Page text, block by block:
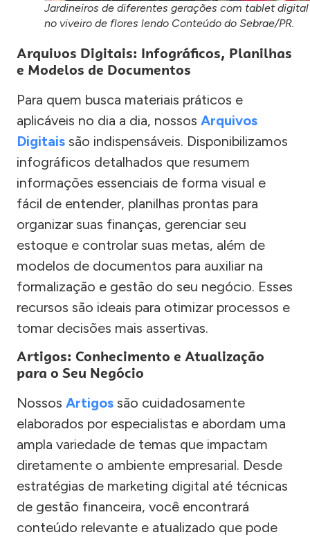
Jardineiros de diferentes gerações com tablet digital
no viveiro de flores lendo Conteúdo do Sebrae/PR.
Arquivos Digitais: Infográficos, Planilhas
e Modelos de Documentos
Para quem busca materiais práticos e
aplicáveis no dia a dia, nossos Arquivos
Digitais são indispensáveis. Disponibilizamos
infográficos detalhados que resumem
informações essenciais de forma visual e
fácil de entender, planilhas prontas para
organizar suas finanças, gerenciar seu
estoque e controlar suas metas, além de
modelos de documentos para auxiliar na
formalização e gestão do seu negócio. Esses
recursos são ideais para otimizar processos e
tomar decisões mais assertivas.
Artigos: Conhecimento e Atualização
para o Seu Negócio
Nossos Artigos são cuidadosamente
elaborados por especialistas e abordam uma
ampla variedade de temas que impactam
diretamente o ambiente empresarial. Desde
estratégias de marketing digital até técnicas
de gestão financeira, você encontrará
conteúdo relevante e atualizado que pode